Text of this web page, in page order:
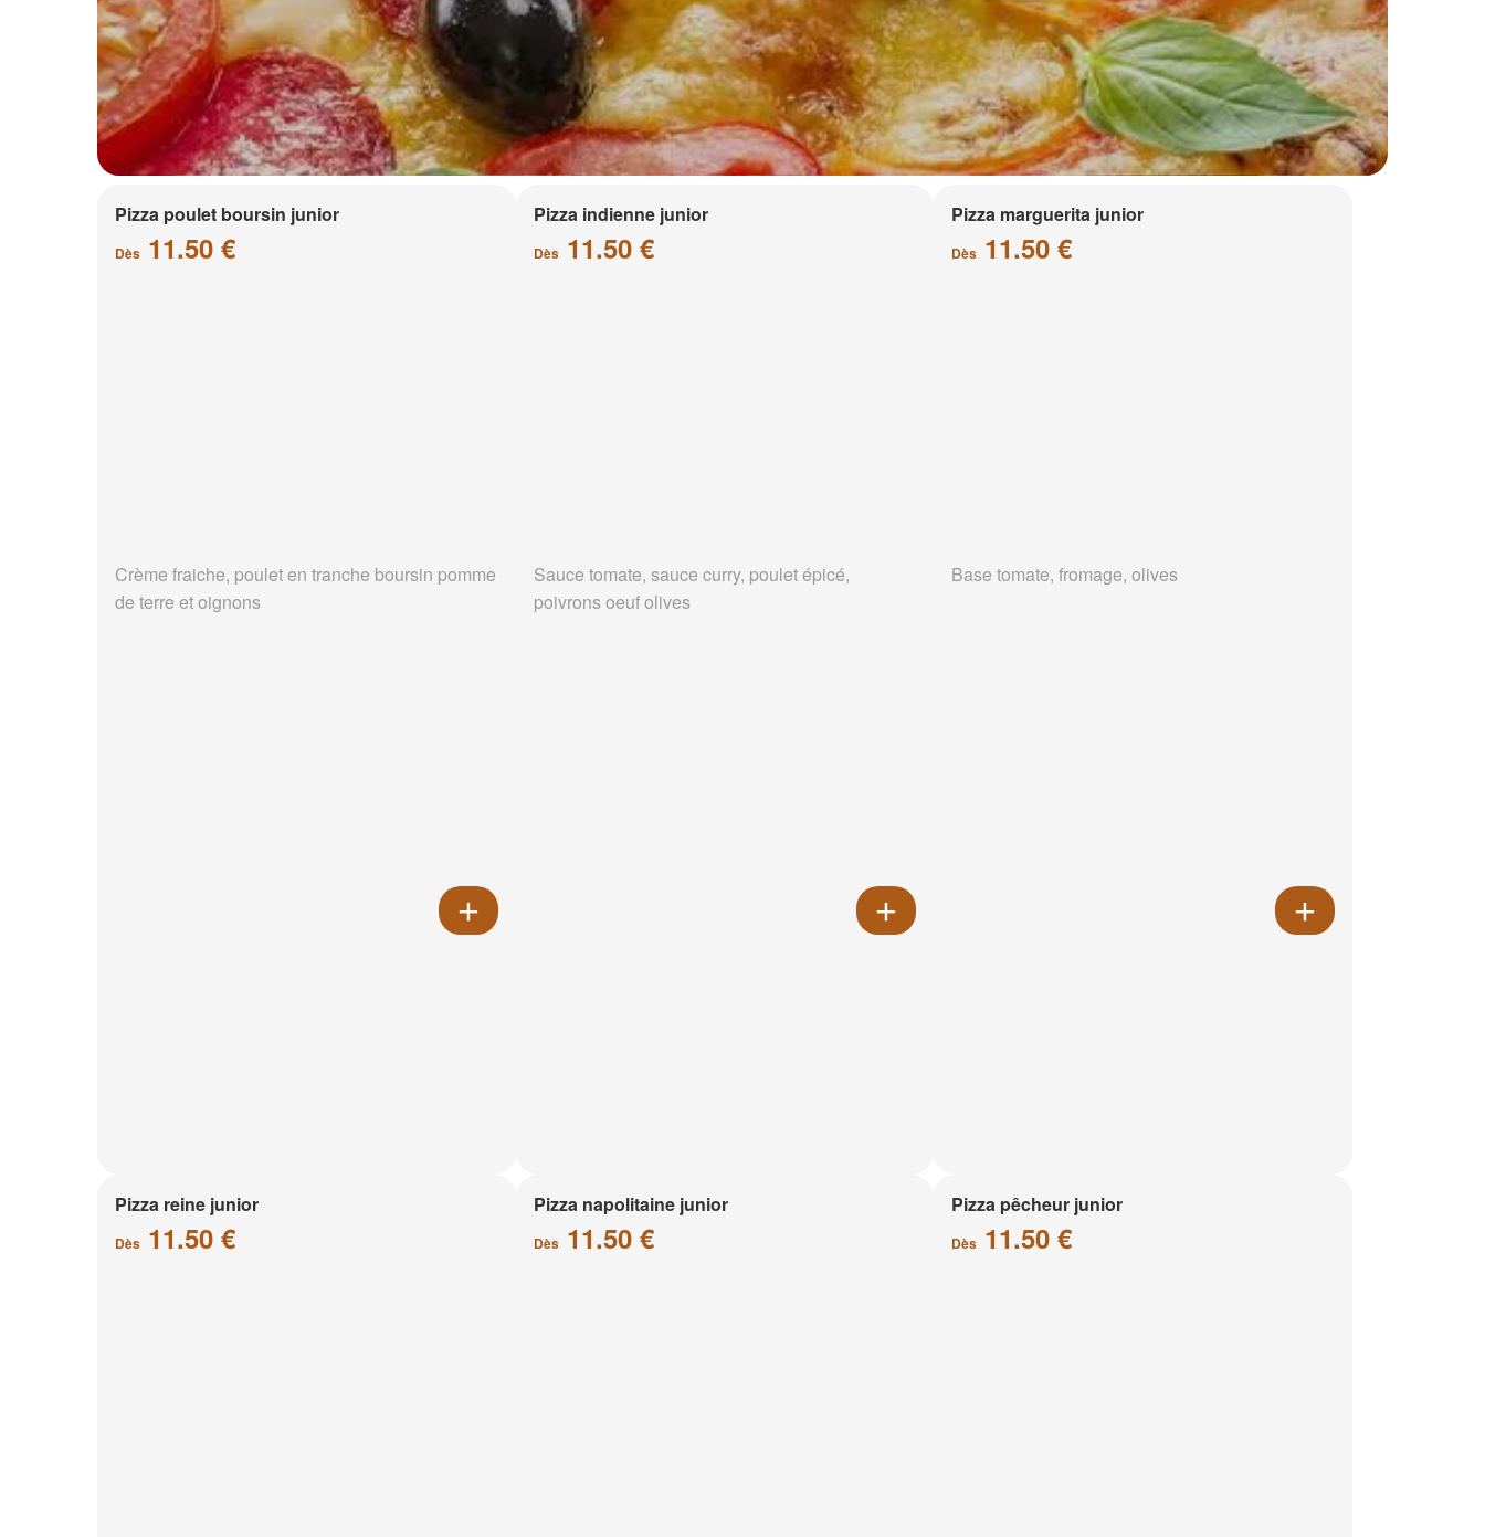
Pizza poulet boursin junior
Dès 11.50 €
Crème fraiche, poulet en tranche boursin pomme
de terre et oignons
Pizza indienne junior
Dès11.50 €
Sauce tomate, sauce curry, poulet épicé,
poivrons oeuf olives
Pizza marguerita junior
Dès 11.50 €
Base tomate, fromage, olives
Pizza reine junior
Dès 11.50 €
Pizza napolitaine junior
Dès11.50 €
Pizza pêcheur junior
Dès 11.50 €